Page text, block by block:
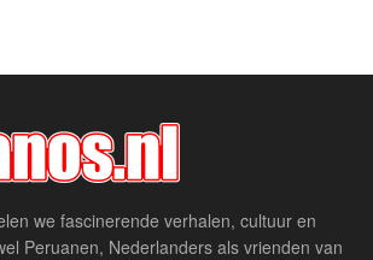
we fascinerende verhalen, cultuur en
Peruanen, Nederlanders als vrienden van